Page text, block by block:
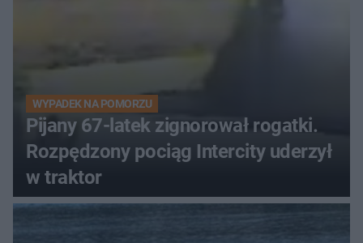
WYPADEK NA POMORZU
Pijany 67-latek zignorował rogatki.
Rozpędzony pociąg Intercity uderzył
w traktor